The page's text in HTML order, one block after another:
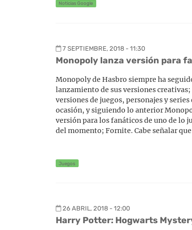
Noticias Google
7 SEPTIEMBRE, 2018 - 11:30
Monopoly lanza versión para
Monopoly de Hasbro siempre ha
lanzamiento de sus versiones
versiones de juegos, personajes y
ocasión, y siguiendo lo anterior
versión para los fanáticos de uno de
del momento; Fornite. Cabe señalar
Juegos
26 ABRIL, 2018 - 12:00
Harry Potter: Hogwarts